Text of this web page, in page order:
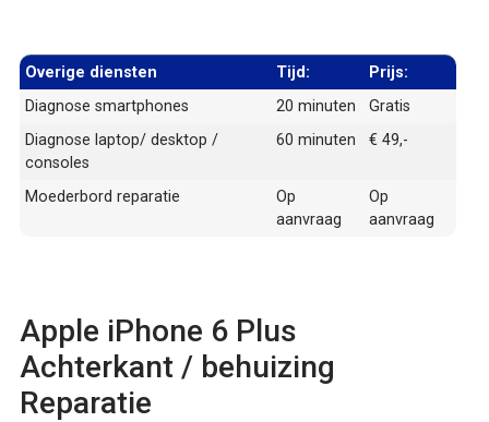
Overige diensten Tijd:
Prijs:
Diagnose smartphones
20 minuten
Gratis
Diagnose laptop/ desktop /
consoles
60 minuten € 49,-
Moederbord reparatie
Op
aanvraag
Op
aanvraag
Apple iPhone 6 Plus
Achterkant / behuizing
Reparatie